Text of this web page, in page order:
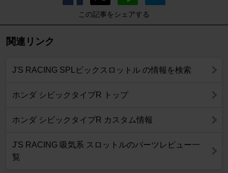
この記事をシェアする
関連リンク
J'S RACING SPLビックスロットル の情報を検索
ホンダ シビックタイプR トップ
ホンダ シビックタイプR カスタム情報
J'S RACING 吸気系 スロットルのパーツレビュー一
覧